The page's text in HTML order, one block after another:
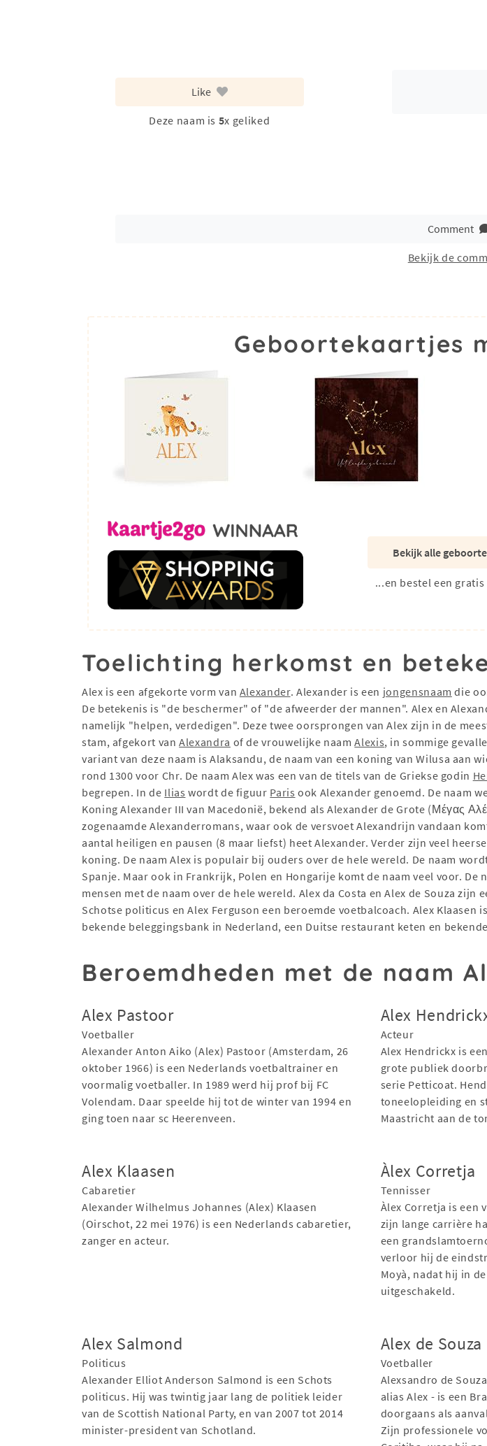
Like
Deze naam is 5x geliked
Comment
Bekijk de
Geboortekaartjes
Bekijk alle
...en bestel een
Toelichting herkomst en
Alex is een afgekorte vorm van Alexander. Alexander is een jongensnaam die
De betekenis is "de beschermer" of "de afweerder der mannen". Alex en
namelijk "helpen, verdedigen". Deze twee oorsprongen van Alex zijn in de
stam, afgekort vanAlexandra of de vrouwelijke naamAlexis, in sommige
variant van deze naam is Alaksandu, de naam van een koning van Wilusa
rond 1300 voor Chr. De naam Alex was een van de titels van de Griekse godin
begrepen. In de Ilias wordt de figuur Paris ook Alexander genoemd. De naam
Koning Alexander III van Macedonië, bekend als Alexander de Grote (Μέγας
zogenaamde Alexanderromans, waar ook de versvoet Alexandrijn vandaan
aantal heiligen en pausen (8 maar liefst) heet Alexander. Verder zijn veel
koning. De naam Alex is populair bij ouders over de hele wereld. De naam
Spanje. Maar ook in Frankrijk, Polen en Hongarije komt de naam veel voor.
mensen met de naam over de hele wereld. Alex da Costa en Alex de Souza
Schotse politicus en Alex Ferguson een beroemde voetbalcoach. Alex
bekende beleggingsbank in Nederland, een Duitse restaurant keten en
Beroemdheden met de naam
Alex Pastoor
Voetballer
Alexander Anton Aiko (Alex) Pastoor (Amsterdam, 26
oktober 1966) is een Nederlands voetbaltrainer en
voormalig voetballer. In 1989 werd hij prof bij FC
Volendam. Daar speelde hij tot de winter van 1994 en
ging toen naar sc Heerenveen.
Alex
Acteur
Alex Hendrickx is
grote publiek
serie Petticoat.
toneelopleiding en
Maastricht aan de
Alex Klaasen
Cabaretier
Alexander Wilhelmus Johannes (Alex) Klaasen
(Oirschot, 22 mei 1976) is een Nederlands cabaretier,
zanger en acteur.
Àlex Corretja
Tennisser
Àlex Corretja is een
zijn lange carrière
een
verloor hij de
Moyà, nadat hij in
uitgeschakeld.
Alex Salmond
Politicus
Alexander Elliot Anderson Salmond is een Schots
politicus. Hij was twintig jaar lang de politiek leider
van de Scottish National Party, en van 2007 tot 2014
minister-president van Schotland.
Alex de Souza
Voetballer
Alexsandro de
alias Alex - is een
doorgaans als
Zijn professionele